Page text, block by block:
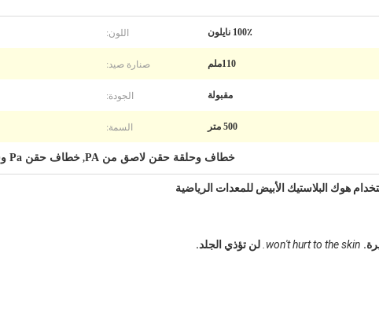
100٪ نايلون اللون:
110ملم صنارة صيد:
مقبولة الجودة:
500 متر السمة:
خطاف وحلقة حقن لاصق من PA , خطاف حقن Pa وشريط حلقة
هوك البلاستيك الأبيض للمعدات الرياضية
won't hurt to the skin. لن تؤذي الجلد.